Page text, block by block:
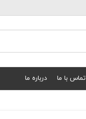
تماس با ما درباره ما